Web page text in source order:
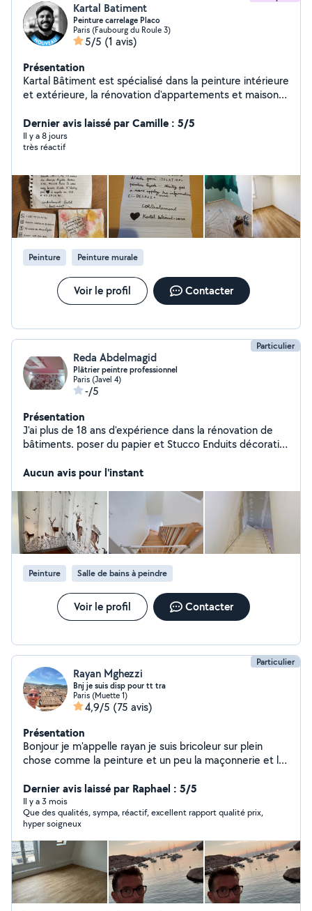
Kartal Batiment
Peinture carrelage Placo
Paris (Faubourg du Roule 3)
5/5 (1 avis)
Présentation
Kartal Bâtiment est spécialisé dans la peinture intérieure
et extérieure, la rénovation d'appartements et maisons,
ainsi que les revêtements muraux décoratifs (tasseaux,
panneaux décoratifs) Nous réalisons un travail propre,
soigné et dans les délais. Devis gratuit, intervention
nos réalisations avant/après sur Instagram :
@kartalbatiment75
Dernier avis laissé par Camille : 5/5
Il y a 8 jours
très réactif
Peinture Peinture murale
Voir le profil Contacter
Particulier
Reda Abdelmagid
Plâtrier peintre professionnel
Paris (Javel 4)
-/5
Présentation
J'ai plus de 18 ans d'expérience dans la rénovation de
bâtiments. poser du papier et Stucco Enduits décoratifs
plâtre BA 13 et Bande à joints et Corniches Staff - Décor
excellent service à nos voisins. À des prix raisonnables.
Bonne protection. Bonne propreté. Respect des délais.
Finitions d'excellente qualité.
Aucun avis pour l'instant
Peinture Salle de bains à peindre
Voir le profil Contacter
Particulier
Rayan Mghezzi
Bnj je suis disp pour tt tra
Paris (Muette 1)
4,9/5 (75 avis)
Présentation
Bonjour je m'appelle rayan je suis bricoleur sur plein
chose comme la peinture et un peu la maçonnerie et le
disponible à tout moment merci de me contacter
Dernier avis laissé par Raphael : 5/5
Il y a 3 mois
Que des qualités, sympa, réactif, excellent rapport qualité prix,
hyper soigneux